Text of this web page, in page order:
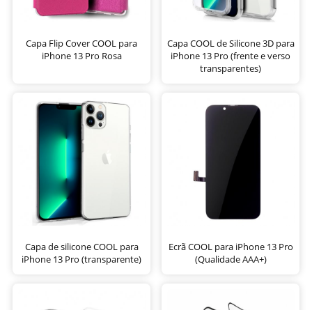
Capa Flip Cover COOL para
iPhone 13 Pro Rosa
Capa COOL de Silicone 3D para
iPhone 13 Pro (frente e verso
transparentes)
Capa de silicone COOL para
iPhone 13 Pro (transparente)
Ecrã COOL para iPhone 13 Pro
(Qualidade AAA+)